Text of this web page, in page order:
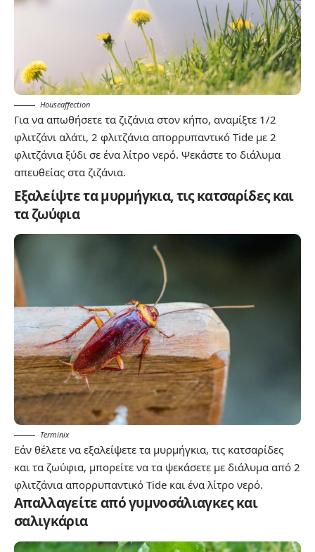
Houseaffection
Για να απωθήσετε τα ζιζάνια στον κήπο, αναμίξτε 1/2
φλιτζάνι αλάτι, 2 φλιτζάνια απορρυπαντικό Tide με 2
φλιτζάνια ξύδι σε ένα λίτρο νερό. Ψεκάστε το διάλυμα
απευθείας στα ζιζάνια.
Εξαλείψτε τα μυρμήγκια, τις κατσαρίδες και
τα ζωύφια
Terminix
Εάν θέλετε να εξαλείψετε τα μυρμήγκια, τις κατσαρίδες
και τα ζωύφια, μπορείτε να τα ψεκάσετε με διάλυμα από 2
φλιτζάνια απορρυπαντικό Tide και ένα λίτρο νερό.
Απαλλαγείτε από γυμνοσάλιαγκες και
σαλιγκάρια